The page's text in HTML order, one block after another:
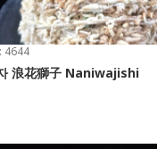
4644
浪花獅子 Naniwajishi